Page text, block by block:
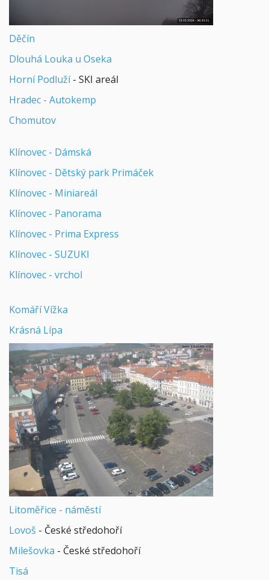
Děčín
Dlouhá Louka u Oseka
Horní Podluží- SKI areál
Hradec - Autokemp
Chomutov
Klínovec - Dámská
Klínovec - Dětský park Primáček
Klínovec - Miniareál
Klínovec - Panorama
Klínovec - Prima Express
Klínovec - SUZUKI
Klínovec - vrchol
Komáří Vížka
Krásná Lípa
Litoměřice - náměstí
Lovoš - České středohoří
Milešovka - České středohoří
Tisá